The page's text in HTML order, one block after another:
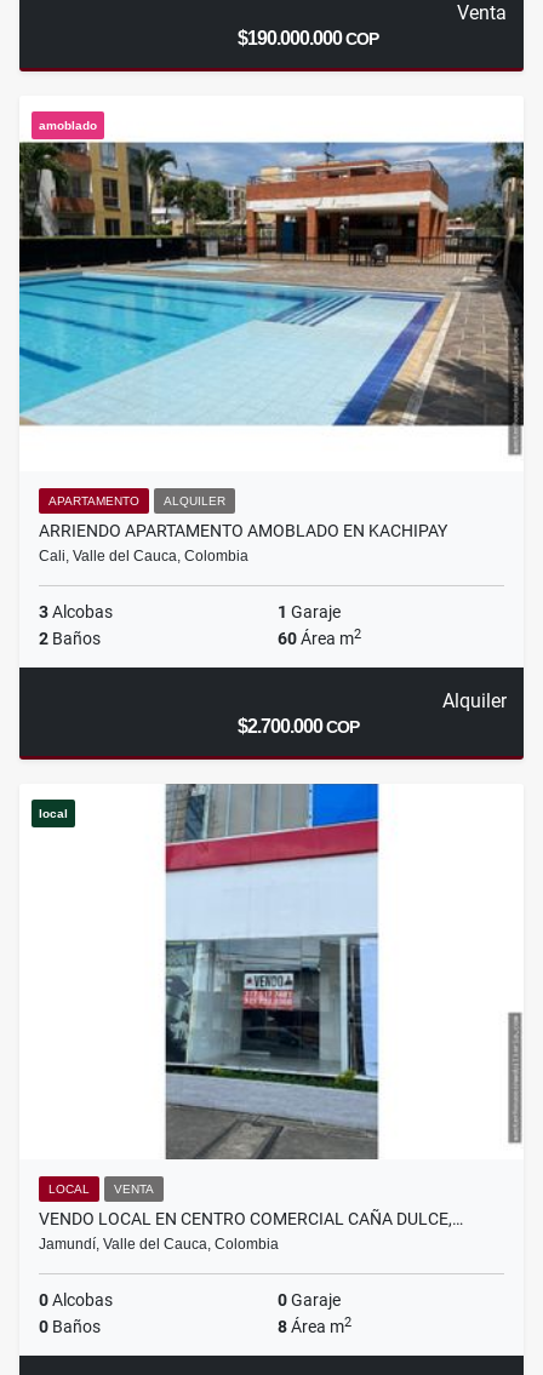
Venta
$190.000.000COP
amoblado
APARTAMENTO ALQUILER
ARRIENDO APARTAMENTO AMOBLADO EN KACHIPAY
Cali, Valle del Cauca, Colombia
3Alcobas 1 Garaje
2 Baños 60Área m2
Alquiler
$2.700.000COP
local
LOCAL VENTA
VENDO LOCAL EN CENTRO COMERCIAL CAÑA DULCE,…
Jamundí, Valle del Cauca, Colombia
0Alcobas 0Garaje
0 Baños 8Área m2